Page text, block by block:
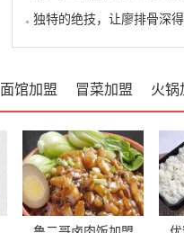
独特的绝技，让廖排骨深
火锅
冒菜加盟
面馆加盟